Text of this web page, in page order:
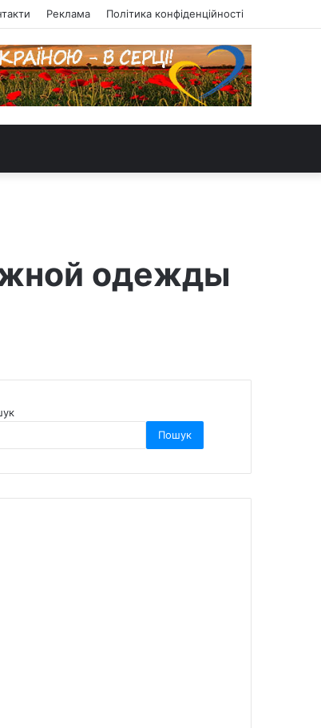
Реклама Політика конфіденційності
одежды
Пошук